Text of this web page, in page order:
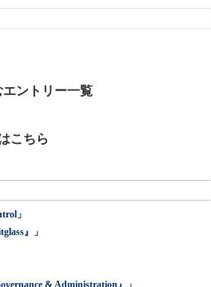
エントリー一覧
こちら
」
』」
& Administration』」